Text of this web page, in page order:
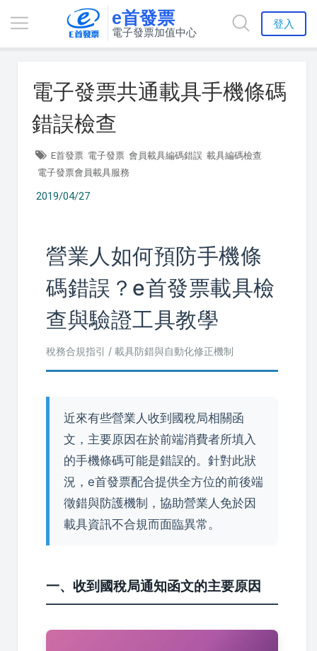
e首發票
電子發票加值中心
登入
電子發票共通載具手機條碼
錯誤檢查
E首發票 電子發票 會員載具編碼錯誤 載具編碼檢查
電子發票會員載具服務
2019/04/27
營業人如何預防手機條
碼錯誤？e首發票載具檢
查與驗證工具教學
稅務合規指引 / 載具防錯與自動化修正機制
近來有些營業人收到國稅局相關函
文，主要原因在於前端消費者所填入
的手機條碼可能是錯誤的。針對此狀
況，e首發票配合提供全方位的前後端
徵錯與防護機制，協助營業人免於因
載具資訊不合規而面臨異常。
一、收到國稅局通知函文的主要原因